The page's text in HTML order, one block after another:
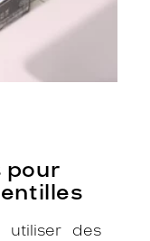
pour
utiliser des